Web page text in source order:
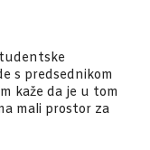
s predsednikom
kaže da je u tom
mali prostor za